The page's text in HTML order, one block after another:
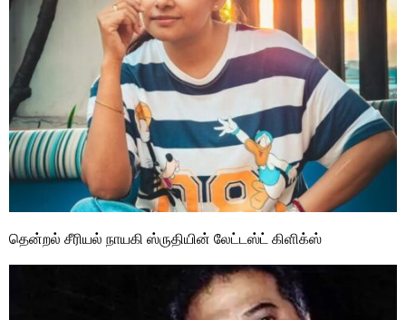
தென்றல் சீரியல் நாயகி ஸ்ருதியின் லேட்டஸ்ட் கிளிக்ஸ்